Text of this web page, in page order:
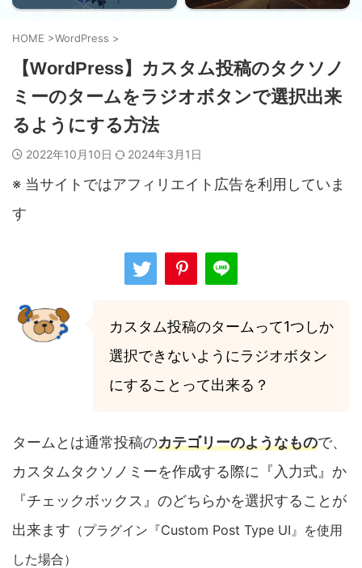
HOME >WordPress >
【WordPress】カスタム投稿のタクソノ
ミーのタームをラジオボタンで選択出来
るようにする方法
2022年10月10日 2024年3月1日
※ 当サイトではアフィリエイト広告を利用していま
す
カスタム投稿のタームって1つしか
選択できないようにラジオボタン
にすることって出来る？
タームとは通常投稿のカテゴリーのようなもので、
カスタムタクソノミーを作成する際に『入力式』か
『チェックボックス』のどちらかを選択することが
出来ます （プラグイン『Custom Post Type UI』を使用
した場合）